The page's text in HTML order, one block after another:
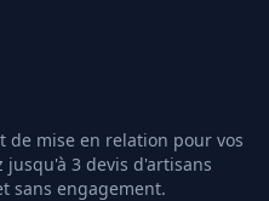
de mise en relation pour vos
jusqu'à 3 devis d'artisans
sans engagement.